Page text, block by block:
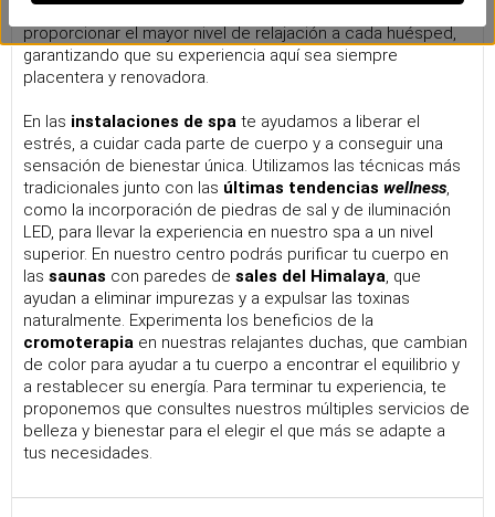
Eurostars Magnificent Mile. Nuestros servicios se orientan a
proporcionar el mayor nivel de relajación a cada huésped,
garantizando que su experiencia aquí sea siempre
placentera y renovadora.
En las instalaciones de spa te ayudamos a liberar el
estrés, a cuidar cada parte de cuerpo y a conseguir una
sensación de bienestar única. Utilizamos las técnicas más
tradicionales junto con las últimas tendencias wellness,
como la incorporación de piedras de sal y de iluminación
LED, para llevar la experiencia en nuestro spa a un nivel
superior. En nuestro centro podrás purificar tu cuerpo en
las saunas con paredes de sales del Himalaya, que
ayudan a eliminar impurezas y a expulsar las toxinas
naturalmente. Experimenta los beneficios de la
cromoterapia en nuestras relajantes duchas, que cambian
de color para ayudar a tu cuerpo a encontrar el equilibrio y
a restablecer su energía. Para terminar tu experiencia, te
proponemos que consultes nuestros múltiples servicios de
belleza y bienestar para el elegir el que más se adapte a
tus necesidades.